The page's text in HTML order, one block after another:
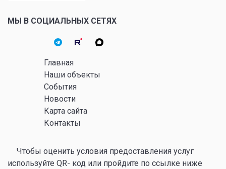
МЫ В СОЦИАЛЬНЫХ СЕТЯХ
Главная
Наши объекты
События
Новости
Карта сайта
Контакты
Чтобы оценить условия предоставления услуг
используйте QR- код или пройдите по ссылке ниже